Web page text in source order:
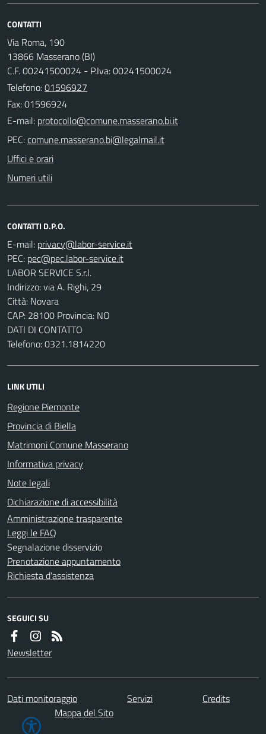
CONTATTI
Via Roma, 190
13866 Masserano (BI)
C.F. 00241500024 - P.Iva: 00241500024
Telefono:01596927
Fax: 01596924
E-mail:
PEC:
Uffici e orari
Numeri utili
CONTATTI D.P.O.
E-mail:
PEC:
LABOR SERVICE S.r.l.
Indirizzo: via A. Righi, 29
Città: Novara
CAP: 28100 Provincia: NO
DATI DI CONTATTO
Telefono: 0321.1814220
LINK UTILI
Regione Piemonte
Provincia di Biella
Matrimoni Comune Masserano
Informativa privacy
Note legali
Dichiarazione di accessibilità
Amministrazione trasparente
Leggi le FAQ
Segnalazione disservizio
Prenotazione appuntamento
Richiesta d'assistenza
SEGUICI SU
Newsletter
Dati monitoraggio Servizi
Credits
Mappa del Sito